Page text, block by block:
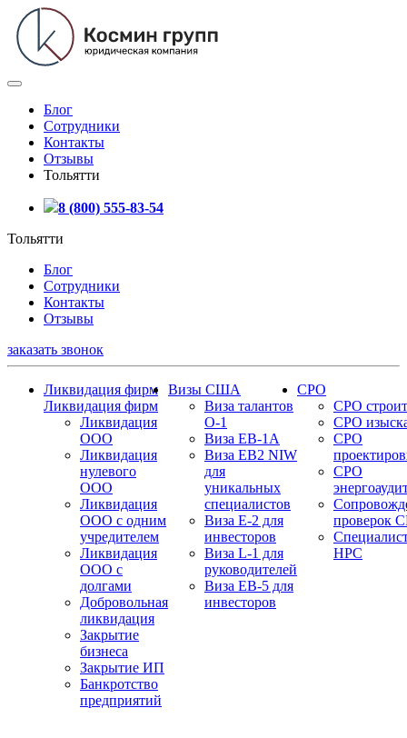
Блог
Сотрудники
Контакты
Отзывы
Тольятти
8 (800) 555-83-54
Тольятти
Блог
Сотрудники
Контакты
Отзывы
заказать звонок
Ликвидация фирм
Ликвидация фирм
Ликвидация
ООО
Ликвидация
нулевого
ООО
Ликвидация
ООО с одним
учредителем
Ликвидация
ООО с
долгами
Добровольная
ликвидация
Закрытие
бизнеса
Закрытие ИП
Банкротство
предприятий
Визы США
Виза талантов
О-1
Виза EB-1A
Виза EB2 NIW
для
уникальных
специалистов
Виза E-2 для
инвесторов
Виза L-1 для
руководителей
Виза EB-5 для
инвесторов
СРО
СРО
СРО
СРО
СРО
проверок
НРС